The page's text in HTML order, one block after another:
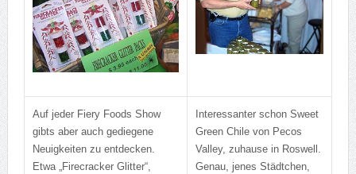
Auf jeder Fiery Foods Show
gibts aber auch gediegene
Neuigkeiten zu entdecken.
Etwa „Firecracker Glitter“,
Interessanter schon Sweet
Green Chile von Pecos
Valley, zuhause in Roswell.
Genau, jenes Städtchen,